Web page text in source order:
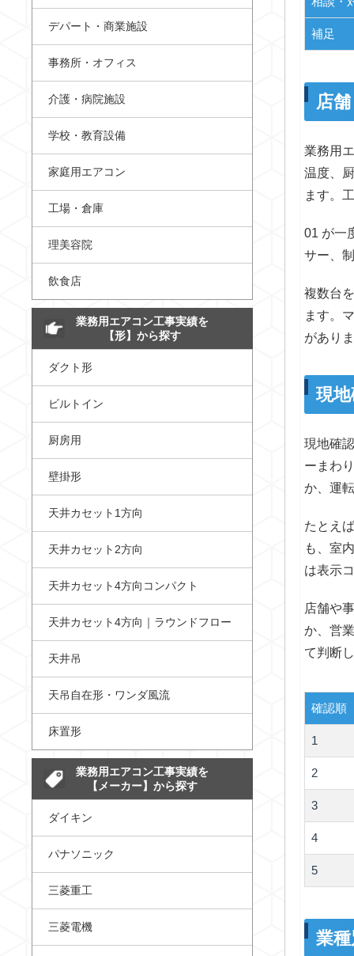
補足
店
業務用
温度、
ます。
01 が一
サー、
複数台
ます。
があり
現
現地確
ーまわ
か、運
たとえ
も、室
は表示
店舗や
か、営
て判断
確認順
1
2
3
4
5
業
デパート・商業施設
事務所・オフィス
介護・病院施設
学校・教育設備
家庭用エアコン
工場・倉庫
理美容院
飲食店
業務用エアコン工事実績を
【形】から探す
ダクト形
ビルトイン
厨房用
壁掛形
天井カセット1方向
天井カセット2方向
天井カセット4方向コンパクト
天井カセット4方向｜ラウンドフロー
天井吊
天吊自在形・ワンダ風流
床置形
業務用エアコン工事実績を
【メーカー】から探す
ダイキン
パナソニック
三菱重工
三菱電機